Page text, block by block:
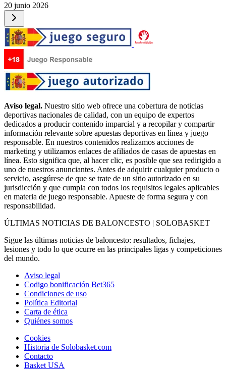
20 junio 2026
Aviso legal. Nuestro sitio web ofrece una cobertura de noticias
deportivas nacionales de calidad, con un equipo de expertos
dedicados a producir contenido imparcial y a recopilar y compartir
información relevante sobre apuestas deportivas en línea y juego
responsable. En nuestros contenidos realizamos acciones de
marketing y utilizamos enlaces de afiliados de casas de apuestas en
línea. Esto significa que, al hacer clic, es posible que sea redirigido a
uno de nuestros anunciantes. Antes de adquirir cualquier producto o
servicio, asegúrese de que se trate de un sitio autorizado en su
jurisdicción y que cumpla con todos los requisitos legales aplicables
en materia de juego responsable. Apueste de forma segura y con
responsabilidad.
ÚLTIMAS NOTICIAS DE BALONCESTO | SOLOBASKET
Sigue las últimas noticias de baloncesto: resultados, fichajes,
lesiones y todo lo que ocurre en las principales ligas y competiciones
del mundo.
Aviso legal
Codigo bonificación Bet365
Condiciones de uso
Política Editorial
Carta de ética
Quiénes somos
Cookies
Historia de Solobasket.com
Contacto
Basket USA